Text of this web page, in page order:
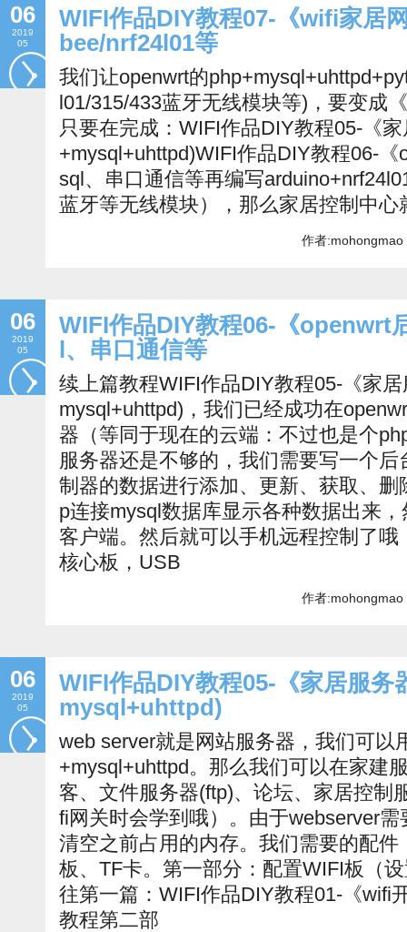
06
2019
05
WIFI作品DIY教程07-《wifi家居
bee/nrf24l01等
我们让openwrt的
l01/315/433蓝牙无线模块等)，要变成
只要在完成：WIFI作品DIY教程05-《
+mysql+uhttpd)WIFI作品DIY教程06-
sql、串口通信等再编写
蓝牙等无线模块），那么家居控制中心
作者
06
2019
05
WIFI作品DIY教程06-《openwrt
l、串口通信等
续上篇教程WIFI作品DIY教程05-《家
mysql+uhttpd)，我们已经成功在
器（等同于现在的云端：不过也是个
服务器还是不够的，我们需要写一个
制器的数据进行添加、更新、获取、
p连接mysql数据库显示各种数据出来
客户端。然后就可以手机远程控制了
核心板，USB
作者
06
2019
05
WIFI作品DIY教程05-《家居服
mysql+uhttpd)
web server就是网站服务器，我们可以
+mysql+uhttpd。那么我们可以在家建
客、文件服务器(ftp)、论坛、家居控制
fi网关时会学到哦）。由于webserver
清空之前占用的内存。我们需要的配
板、TF卡。第一部分：配置WIFI板（
往第一篇：WIFI作品DIY教程01-《wifi
教程第二部